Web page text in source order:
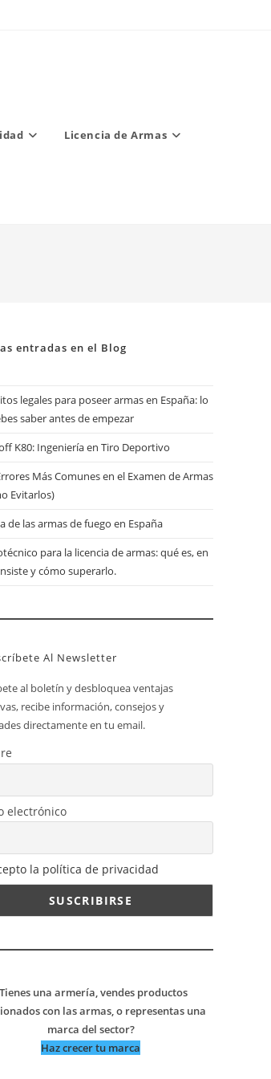
Licencia de Armas
entradas en el Blog
legales para poseer armas en España: lo
saber antes de empezar
K80: Ingeniería en Tiro Deportivo
Más Comunes en el Examen de Armas
Evitarlos)
de las armas de fuego en España
para la licencia de armas: qué es, en
y cómo superarlo.
Al Newsletter
al boletín y desbloquea ventajas
recibe información, consejos y
directamente en tu email.
electrónico
la política de privacidad
una armería, vendes productos
con las armas, o representas una
marca del sector?
Haz crecer tu marca